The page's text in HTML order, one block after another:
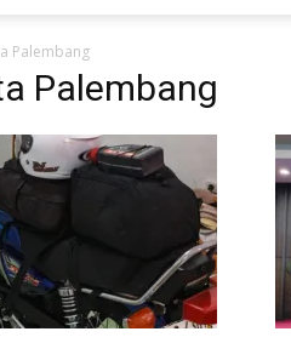
Palembang
Palembang